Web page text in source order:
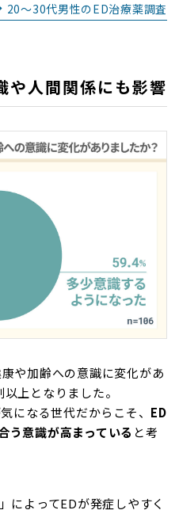
20〜30代男性のED治療薬調査
や人間関係にも影響
や加齢への意識に変化があ
上となりました。
になる世代だからこそ、 ED
う意識が高まっている と考
によってEDが発症しやすく